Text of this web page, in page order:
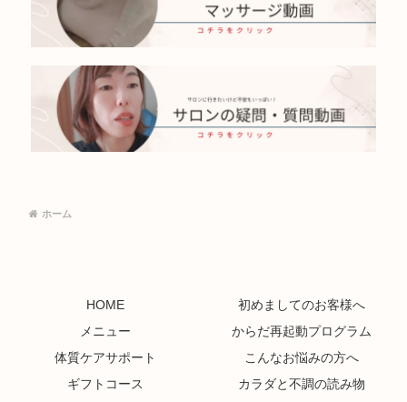
ホーム
HOME
初めましてのお客様へ
メニュー
からだ再起動プログラム
体質ケアサポート
こんなお悩みの方へ
ギフトコース
カラダと不調の読み物